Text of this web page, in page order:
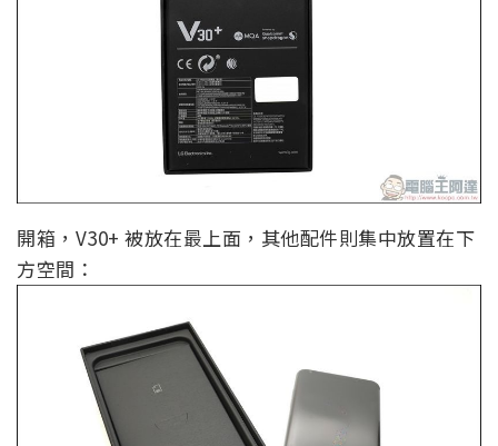
開箱，V30+ 被放在最上面，其他配件則集中放置在下
方空間：